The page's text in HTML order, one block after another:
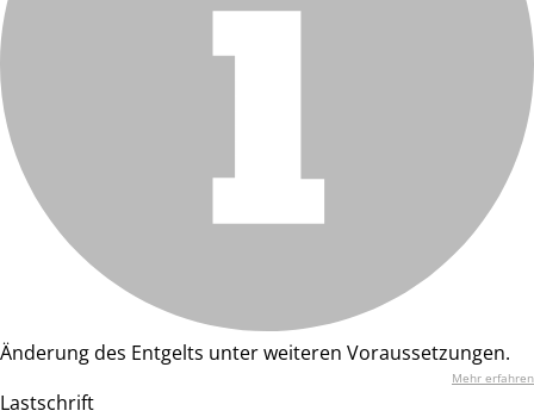
Änderung des Entgelts unter weiteren Voraussetzungen.
Mehr erfahren
Lastschrift